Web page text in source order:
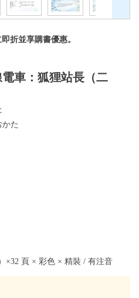
折並享購書優惠。
電車：狐狸站長（二
かた
×32 頁 × 彩色 × 精裝 / 有注音